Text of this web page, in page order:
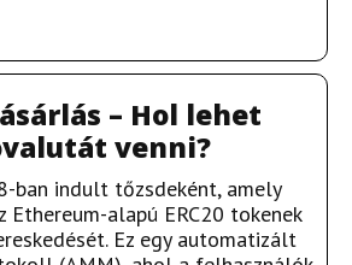
– Hol lehet
venni?
ban indult tőzsdeként, amely
Ethereum-alapú ERC20 tokenek
Ez egy automatizált